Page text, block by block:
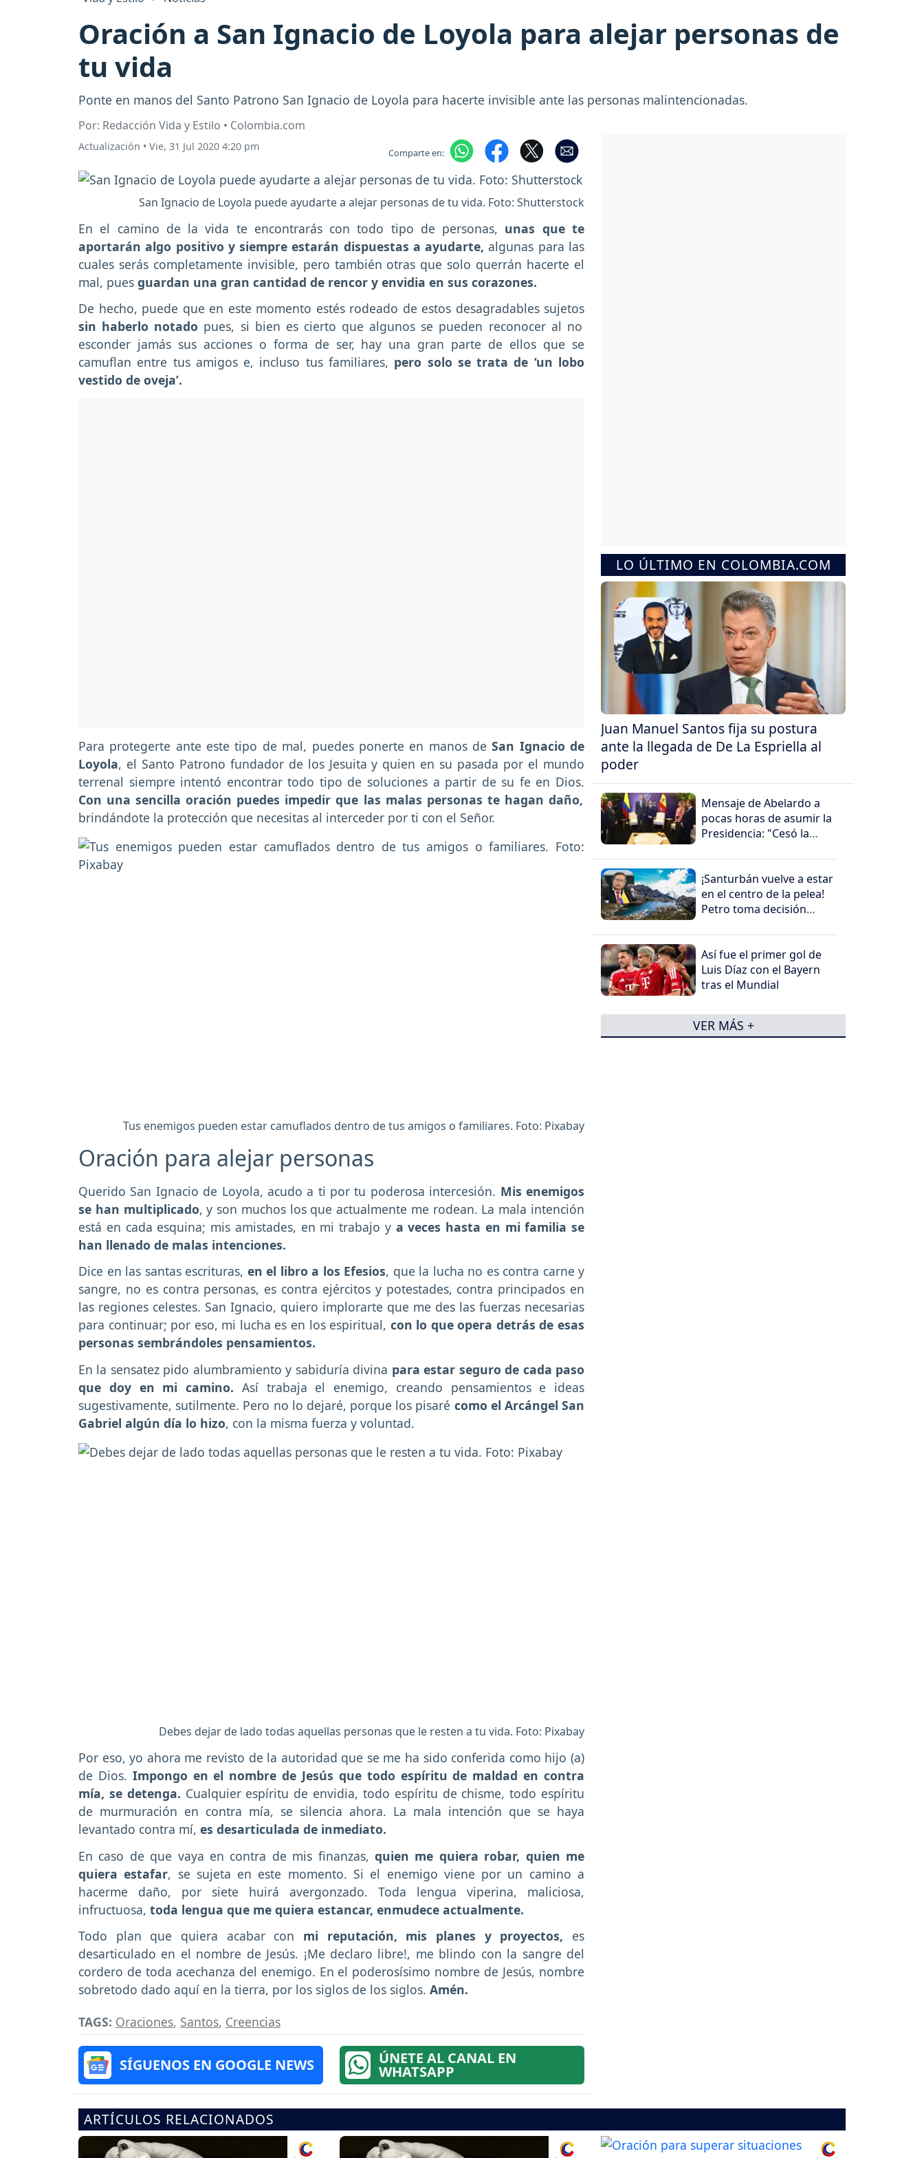
Oración a San Ignacio de Loyola para alejar personas de
tu vida
Ponte en manos del Santo Patrono San Ignacio de Loyola para hacerte invisible ante las personas malintencionadas.
Por: Redacción Vida y Estilo • Colombia.com
Actualización • Vie, 31 Jul 2020 4:20 pm Comparte en:
San Ignacio de Loyola puede ayudarte a alejar personas de tu vida. Foto: Shutterstock
En el camino de la vida te encontrarás con todo tipo de personas, unas que te
aportarán algo positivo y siempre estarán dispuestas a ayudarte, algunas para las
cuales serás completamente invisible, pero también otras que solo querrán hacerte el
mal, pues guardan una gran cantidad de rencor y envidia en sus corazones.
De hecho, puede que en este momento estés rodeado de estos desagradables sujetos
sin haberlo notado pues, si bien es cierto que algunos se pueden reconocer al no
esconder jamás sus acciones o forma de ser, hay una gran parte de ellos que se
camuflan entre tus amigos e, incluso tus familiares, pero solo se trata de ‘un lobo
vestido de oveja’.
Para protegerte ante este tipo de mal, puedes ponerte en manos deSan Ignacio de
Loyola, el Santo Patrono fundador de los Jesuita y quien en su pasada por el mundo
terrenal siempre intentó encontrar todo tipo de soluciones a partir de su fe en Dios.
Con una sencilla oración puedes impedir que las malas personas te hagan daño,
brindándote la protección que necesitas al interceder por ti con el Señor.
Tus enemigos pueden estar camuflados dentro de tus amigos o familiares. Foto: Pixabay
Oración para alejar personas
Querido San Ignacio de Loyola, acudo a ti por tu poderosa intercesión. Mis enemigos
se han multiplicado, y son muchos los que actualmente me rodean. La mala intención
está en cada esquina; mis amistades, en mi trabajo y a veces hasta en mi familia se
han llenado de malas intenciones.
Dice en las santas escrituras, en el libro a los Efesios, que la lucha no es contra carne y
sangre, no es contra personas, es contra ejércitos y potestades, contra principados en
las regiones celestes. San Ignacio, quiero implorarte que me des las fuerzas necesarias
para continuar; por eso, mi lucha es en los espiritual, con lo que opera detrás de esas
personas sembrándoles pensamientos.
En la sensatez pido alumbramiento y sabiduría divina para estar seguro de cada paso
que doy en mi camino. Así trabaja el enemigo, creando pensamientos e ideas
sugestivamente, sutilmente. Pero no lo dejaré, porque los pisaré como el Arcángel San
Gabriel algún día lo hizo, con la misma fuerza y voluntad.
Debes dejar de lado todas aquellas personas que le resten a tu vida. Foto: Pixabay
Por eso, yo ahora me revisto de la autoridad que se me ha sido conferida como hijo (a)
de Dios. Impongo en el nombre de Jesús que todo espíritu de maldad en contra
mía, se detenga. Cualquier espíritu de envidia, todo espíritu de chisme, todo espíritu
de murmuración en contra mía, se silencia ahora. La mala intención que se haya
levantado contra mí, es desarticulada de inmediato.
En caso de que vaya en contra de mis finanzas, quien me quiera robar, quien me
quiera estafar, se sujeta en este momento. Si el enemigo viene por un camino a
hacerme daño, por siete huirá avergonzado. Toda lengua viperina, maliciosa,
infructuosa, toda lengua que me quiera estancar, enmudece actualmente.
Todo plan que quiera acabar con mi reputación, mis planes y proyectos, es
desarticulado en el nombre de Jesús. ¡Me declaro libre!, me blindo con la sangre del
cordero de toda acechanza del enemigo. En el poderosísimo nombre de Jesús, nombre
sobretodo dado aquí en la tierra, por los siglos de los siglos. Amén.
TAGS: Oraciones, Santos, Creencias
SÍGUENOS EN GOOGLE NEWS ÚNETE AL CANAL EN
WHATSAPP
LO ÚLTIMO EN COLOMBIA.COM
Juan Manuel Santos fija su postura
ante la llegada de De La Espriella al
poder
Mensaje de Abelardo a
pocas horas de asumir la
Presidencia: "Cesó la
¡Santurbán vuelve a estar
en el centro de la pelea!
Petro toma decisión
Así fue el primer gol de
Luis Díaz con el Bayern
tras el Mundial
VER MÁS +
ARTÍCULOS RELACIONADOS